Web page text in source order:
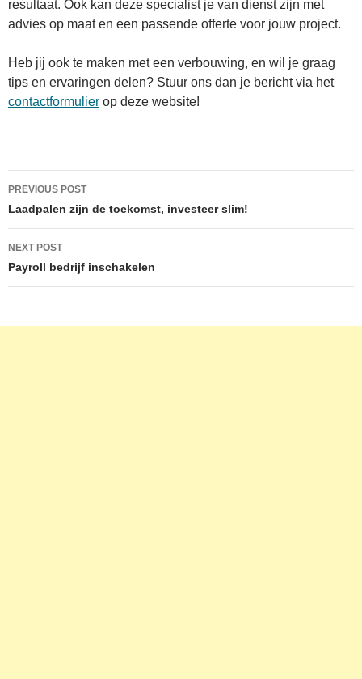
resultaat. Ook kan deze specialist je van dienst zijn met
advies op maat en een passende offerte voor jouw project.
Heb jij ook te maken met een verbouwing, en wil je graag
tips en ervaringen delen? Stuur ons dan je bericht via het
contactformulier op deze website!
Post
navigation
PREVIOUS POST
Laadpalen zijn de toekomst, investeer slim!
NEXT POST
Payroll bedrijf inschakelen